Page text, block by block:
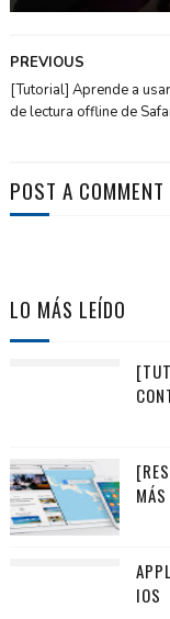
PREVIOUS
[Tutorial] Aprende a
de lectura offline de
POST A COMMENT
LO MÁS LEÍDO
IOS